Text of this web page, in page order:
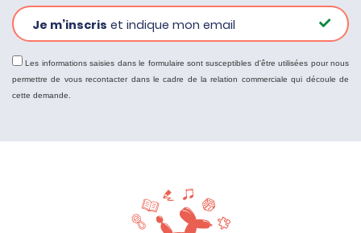
Je m’inscris et indique mon email
Les informations saisies dans le formulaire sont susceptibles d'être utilisées pour nous
permettre de vous recontacter dans le cadre de la relation commerciale qui découle de
cette demande.